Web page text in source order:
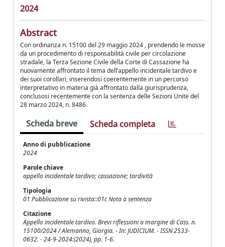
2024
Abstract
Con ordinanza n. 15100 del 29 maggio 2024 , prendendo le mosse
da un procedimento di responsabilità civile per circolazione
stradale, la Terza Sezione Civile della Corte di Cassazione ha
nuovamente affrontato il tema dell’appello incidentale tardivo e
dei suoi corollari, inserendosi coerentemente in un percorso
interpretativo in materia già affrontato dalla giurisprudenza,
conclusosi recentemente con la sentenza delle Sezioni Unite del
28 marzo 2024, n. 8486.
Scheda breve Scheda completa
Anno di pubblicazione
2024
Parole chiave
appello incidentale tardivo; cassazione; tardività
Tipologia
01 Pubblicazione su rivista::01c Nota a sentenza
Citazione
Appello incidentale tardivo. Brevi riflessioni a margine di Cass. n.
15100/2024 / Alemanno, Giorgia. - In: JUDICIUM. - ISSN 2533-
0632. - 24-9-2024:(2024), pp. 1-6.